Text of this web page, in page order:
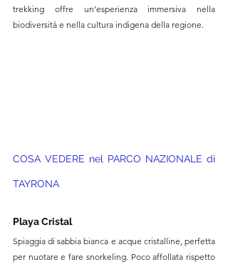
trekking offre un’esperienza immersiva nella
biodiversità e nella cultura indigena della regione.
COSA VEDERE nel PARCO NAZIONALE di
TAYRONA
Playa Cristal
Spiaggia di sabbia bianca e acque cristalline, perfetta
per nuotare e fare snorkeling. Poco affollata rispetto